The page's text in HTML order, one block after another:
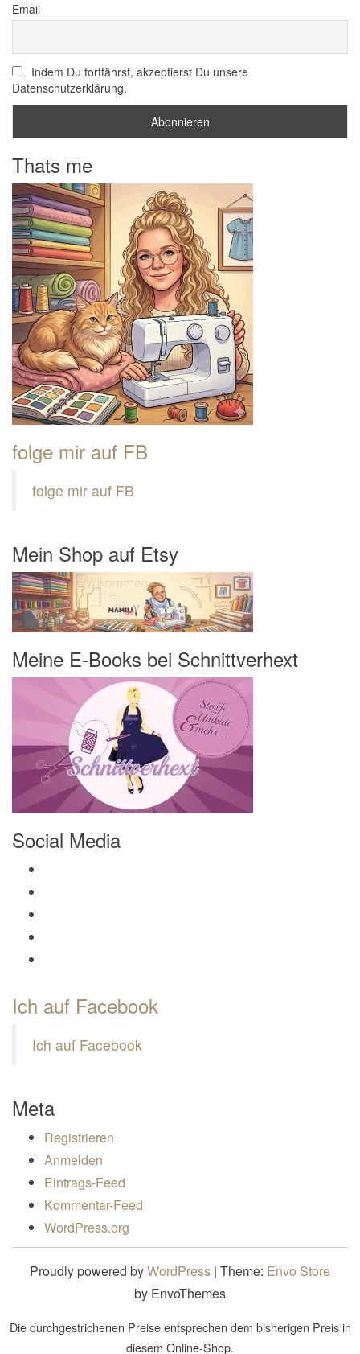
Email
Indem Du fortfährst, akzeptierst Du unsere
Datenschutzerklärung.
Thats me
folge mir auf FB
folge mir auf FB
Mein Shop auf Etsy
Meine E-Books bei Schnittverhext
Social Media
Ich auf Facebook
Ich auf Facebook
Meta
Registrieren
Anmelden
Eintrags-Feed
Kommentar-Feed
WordPress.org
Proudly powered byWordPress | Theme: Envo Store
by EnvoThemes
Die durchgestrichenen Preise entsprechen dem bisherigen Preis in
diesem Online-Shop.